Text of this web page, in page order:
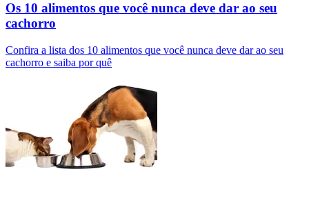
Os 10 alimentos que você nunca deve dar ao seu
cachorro
Confira a lista dos 10 alimentos que você nunca deve dar ao seu
cachorro e saiba por quê